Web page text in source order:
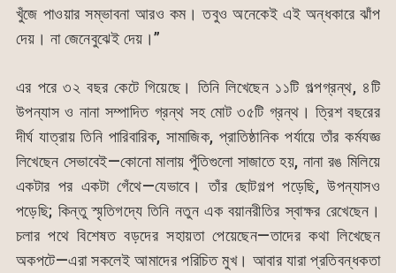
খুঁজে পাওয়ার সম্ভাবনা আরও কম। তবুও অনেকেই এই অন্ধকারে ঝাঁপ
দেয়। না জেনেবুঝেই দেয়।”
এর পরে ৩২ বছর কেটে গিয়েছে। তিনি লিখেছেন ১১টি গল্পগ্রন্থ, ৪টি
উপন্যাস ও নানা সম্পাদিত গ্রন্থ সহ মোট ৩৫টি গ্রন্থ। ত্রিশ বছরের
দীর্ঘ যাত্রায় তিনি পারিবারিক, সামাজিক, প্রাতিষ্ঠানিক পর্যায়ে তাঁর কর্মযজ্ঞ
লিখেছেন সেভাবেই—কোনো মালায় পুঁতিগুলো সাজাতে হয়, নানা রঙ মিলিয়ে
একটার পর একটা গেঁথে—যেভাবে। তাঁর ছোটগল্প পড়েছি, উপন্যাসও
পড়েছি; কিন্তু স্মৃতিগদ্যে তিনি নতুন এক বয়ানরীতির স্বাক্ষর রেখেছেন।
চলার পথে বিশেষত বড়দের সহায়তা পেয়েছেন—তাদের কথা লিখেছেন
অকপটে—এরা সকলেই আমাদের পরিচিত মুখ। আবার যারা প্রতিবন্ধকতা